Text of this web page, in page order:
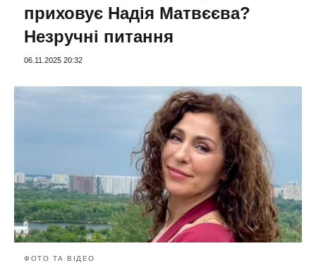
приховує Надія Матвєєва?
Незручні питання
06.11.2025 20:32
ФОТО ТА ВІДЕО